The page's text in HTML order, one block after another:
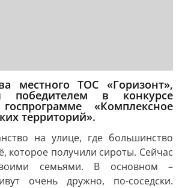
местного ТОС «Горизонт»,
победителем в конкурсе
«Комплексное
территорий».
на улице, где большинство
которое получили сироты. Сейчас
семьями. В основном –
очень дружно, по-соседски.